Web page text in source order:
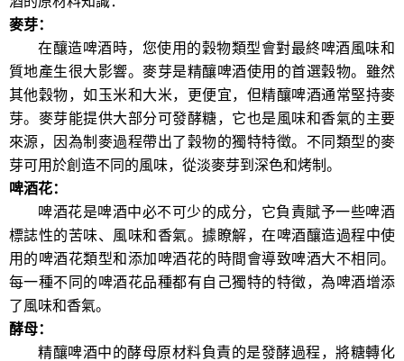
麥芽：
在釀造啤酒時，您使用的穀物類型會對最終啤酒風味和
質地產生很大影響。麥芽是精釀啤酒使用的首選穀物。雖然
其他穀物，如玉米和大米，更便宜，但精釀啤酒通常堅持麥
芽。麥芽能提供大部分可發酵糖， 它也是風味和香氣的主要
來源，因為制麥過程帶出了穀物的獨特特徵。不同類型的麥
芽可用於創造不同的風味，從淡麥芽到深色和烤制。
啤酒花：
啤酒花是啤酒中必不可少的成分， 它負責賦予一些啤酒
標誌性的苦味、風味和香氣。據瞭解，在啤酒釀造過程中使
用的啤酒花類型和添加啤酒花的時間會導致啤酒大不相同。
每一種不同的啤酒花品種都有自己獨特的特徵，為啤酒增添
了風味和香氣。
酵母：
精釀啤酒中的酵母原材料負責的是發酵過程，將糖轉化